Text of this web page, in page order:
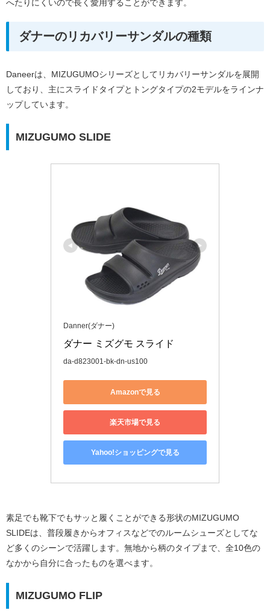
へたりにくいので長く愛用することができます。
ダナーのリカバリーサンダルの種類
Daneerは、MIZUGUMOシリーズとしてリカバリーサンダルを展開
しており、主にスライドタイプとトングタイプの2モデルをラインナ
ップしています。
MIZUGUMO SLIDE
Danner(ダナー)
ダナー ミズグモ スライド
da-d823001-bk-dn-us100
Amazonで見る
楽天市場で見る
Yahoo!ショッピングで見る
素足でも靴下でもサッと履くことができる形状のMIZUGUMO
SLIDEは、普段履きからオフィスなどでのルームシューズとしてな
ど多くのシーンで活躍します。無地から柄のタイプまで、全10色の
なかから自分に合ったものを選べます。
MIZUGUMO FLIP